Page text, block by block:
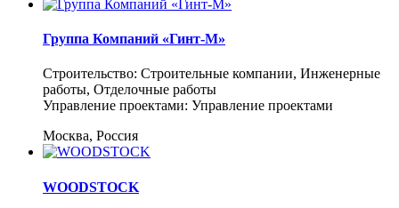
Группа Компаний «Гинт-М»
Строительство: Строительные компании, Инженерные
работы, Отделочные работы
Управление проектами: Управление проектами
Москва, Россия
WOODSTOCK